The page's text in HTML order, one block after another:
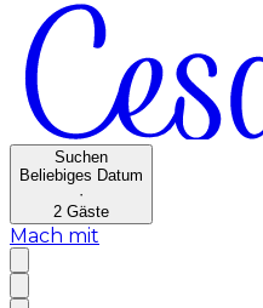
Suchen
Beliebiges Datum
·
2 Gäste
Mach mit